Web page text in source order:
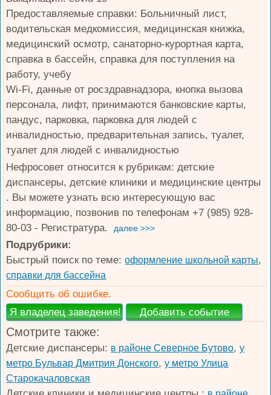
Предоставляемые справки: Больничный лист,
водительская медкомиссия, медицинская книжка,
медицинский осмотр, санаторно-курортная карта,
справка в бассейн, справка для поступления на
работу, учебу
Wi-Fi, данные от росздравнадзора, кнопка вызова
персонала, лифт, принимаются банковские карты,
пандус, парковка, парковка для людей с
инвалидностью, предварительная запись, туалет,
туалет для людей с инвалидностью
Нефросовет относится к рубрикам: детские
диспансеры, детские клиники и медицинские центры
. Вы можете узнать всю интересующую вас
информацию, позвонив по телефонам +7 (985) 928-
80-03 - Регистратура.
далее >>>
Подрубрики:
Быстрый поиск по теме:оформление школьной карты,
справки для бассейна
Сообщить об ошибке.
Смотрите также:
Детские диспансеры: в районе Северное Бутово,у
метро Бульвар Дмитрия Донского,у метро Улица
Старокачаловская